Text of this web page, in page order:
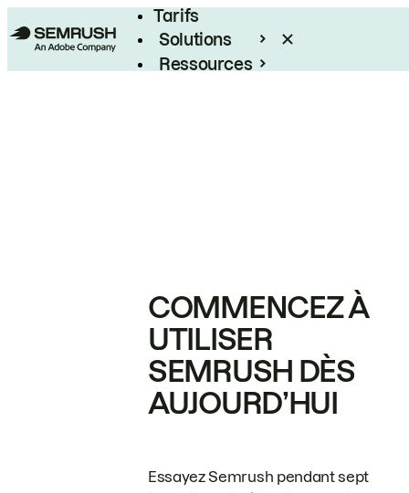
Tarifs
Solutions
Ressources
COMMENCEZ À
UTILISER
SEMRUSH DÈS
AUJOURD’HUI
Essayez Semrush pendant sept